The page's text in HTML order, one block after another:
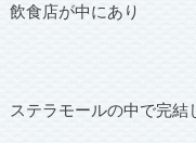
飲食店が中にあり
ステラモールの中で完結